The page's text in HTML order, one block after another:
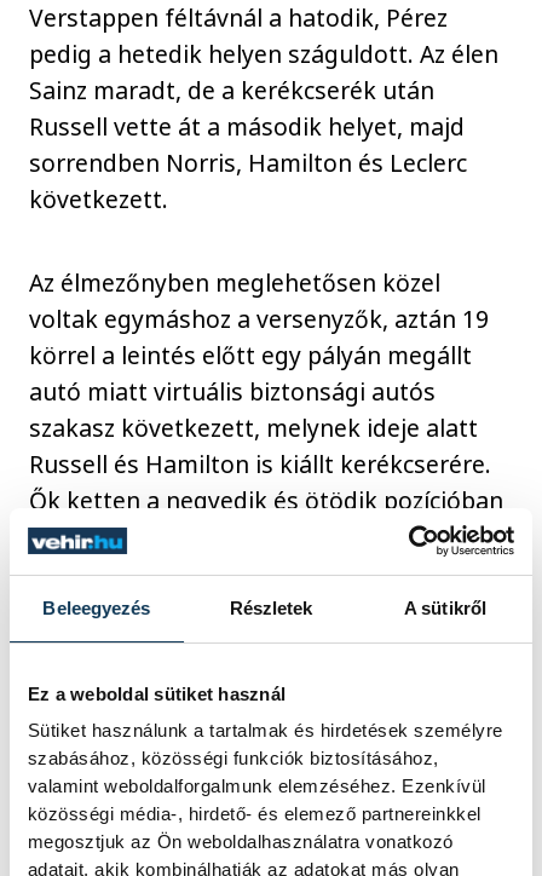
Beleegyezés Részletek A sütikről
Ez a weboldal sütiket használ
Sütiket használunk a tartalmak és hirdetések személyre
szabásához, közösségi funkciók biztosításához,
valamint weboldalforgalmunk elemzéséhez. Ezenkívül
közösségi média-, hirdető- és elemező partnereinkkel
megosztjuk az Ön weboldalhasználatra vonatkozó
adatait, akik kombinálhatják az adatokat más olyan
Verstappen féltávnál a hatodik, Pérez
pedig a hetedik helyen száguldott. Az élen
Sainz maradt, de a kerékcserék után
Russell vette át a második helyet, majd
sorrendben Norris, Hamilton és Leclerc
következett.
Az élmezőnyben meglehetősen közel
voltak egymáshoz a versenyzők, aztán 19
körrel a leintés előtt egy pályán megállt
autó miatt virtuális biztonsági autós
szakasz következett, melynek ideje alatt
Russell és Hamilton is kiállt kerékcserére.
Ők ketten a negyedik és ötödik pozícióban
tértek vissza a pályára, ekkor változatlanul
Sainz vezetett, Norris második, Leclerc
pedig harmadik volt.
A hajrában a gumielőnyben lévő Russell és
Hamilton utolérte Leclerc-t, s egy kör alatt
mindketten megelőzték a monacóit.
Közben az élen Norris egyre közelebb
került Sainzhoz, a McLaren brit